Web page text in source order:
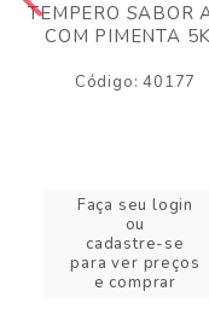
TEMPERO SABOR
COM PIMENTA
Código: 40177
Faça seu login
ou
cadastre-se
para ver preços
e comprar